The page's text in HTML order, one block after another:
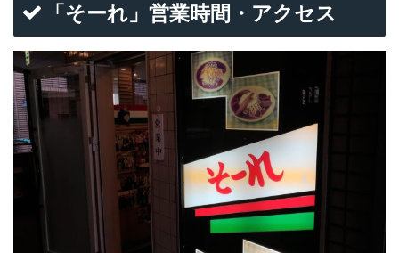
「そーれ」営業時間・アクセス